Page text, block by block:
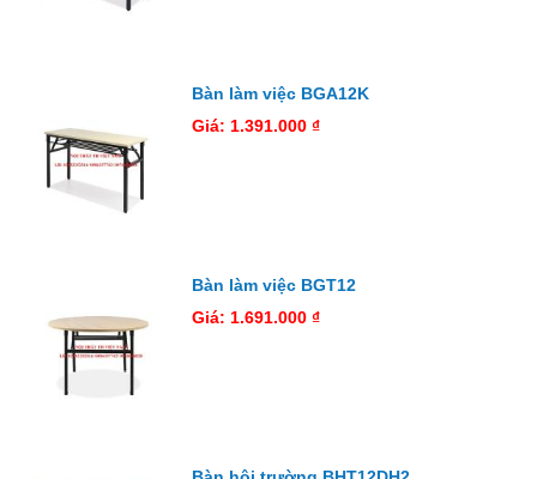
Bàn làm việc BGA12K
Giá: 1.391.000 ₫
Bàn làm việc BGT12
Giá: 1.691.000 ₫